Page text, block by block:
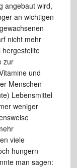
angebaut wird,
an wichtigen
nicht mehr
zur
und
Menschen
Lebensmittel
weniger
viele
hungern
man sagen: